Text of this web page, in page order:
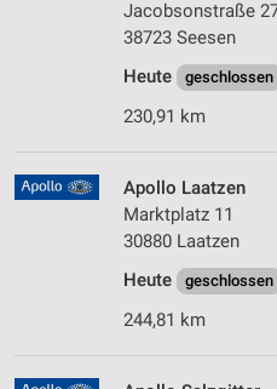
Jacobsonstraße
38723 Seesen
Heute
geschlossen
230,91 km
Apollo Laatzen
Marktplatz 11
30880 Laatzen
Heute
geschlossen
244,81 km